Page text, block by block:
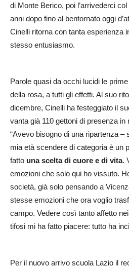
di Monte Berico, poi l’arrivederci
anni dopo fino al bentornato oggi
Cinelli ritorna con tanta esperienza
stesso entusiasmo.
Parole quasi da occhi lucidi le
della rosa, a tutti gli effetti. Al suo
dicembre, Cinelli ha festeggiato il
vanta già 110 gettoni di presenza in
“Avevo bisogno di una ripartenza –
mia età scendere di categoria è un
fatto una scelta di cuore e di vita.
emozioni che solo qui ho vissuto.
società, già solo pensando a
stesse emozioni che ora voglio
campo. Vedere così tanto affetto
tifosi mi ha fatto piacere: tutto ha
Per il nuovo arrivo scuola Lazio il